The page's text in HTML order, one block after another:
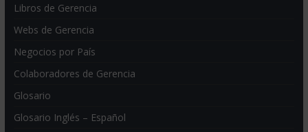
Libros de Gerencia
Webs de Gerencia
Negocios por País
Colaboradores de Gerencia
Glosario
Glosario Inglés – Español